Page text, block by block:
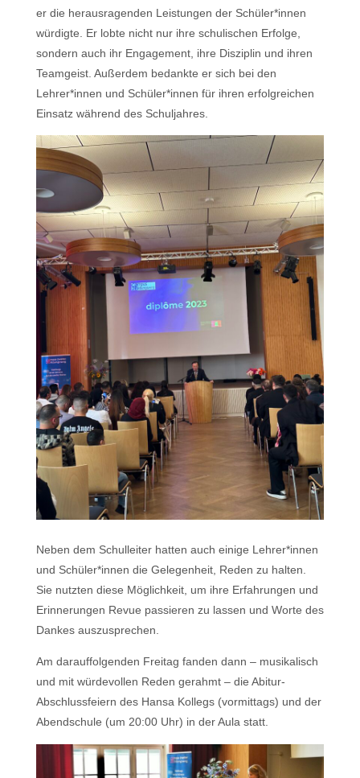
er die herausragenden Leistungen der Schüler*innen
würdigte. Er lobte nicht nur ihre schulischen Erfolge,
sondern auch ihr Engagement, ihre Disziplin und ihren
Teamgeist. Außerdem bedankte er sich bei den
Lehrer*innen und Schüler*innen für ihren erfolgreichen
Einsatz während des Schuljahres.
Neben dem Schulleiter hatten auch einige Lehrer*innen
und Schüler*innen die Gelegenheit, Reden zu halten.
Sie nutzten diese Möglichkeit, um ihre Erfahrungen und
Erinnerungen Revue passieren zu lassen und Worte des
Dankes auszusprechen.
Am darauffolgenden Freitag fanden dann – musikalisch
und mit würdevollen Reden gerahmt – die Abitur-
Abschlussfeiern des Hansa Kollegs (vormittags) und der
Abendschule (um 20:00 Uhr) in der Aula statt.